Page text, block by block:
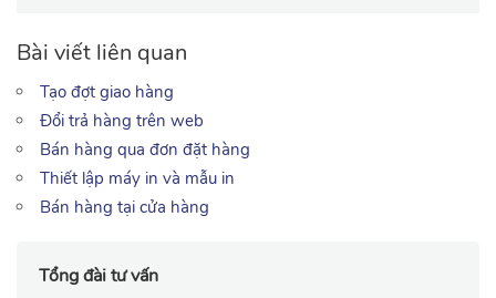
Bài viết liên quan
Tạo đợt giao hàng
Đổi trả hàng trên web
Bán hàng qua đơn đặt hàng
Thiết lập máy in và mẫu in
Bán hàng tại cửa hàng
Tổng đài tư vấn